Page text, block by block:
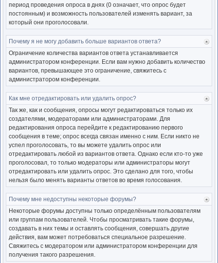
период проведения опроса в днях (0 означает, что опрос будет
постоянным) и возможность пользователей изменять вариант, за
который они проголосовали.
Почему я не могу добавить больше вариантов ответа?
Ограничение количества вариантов ответа устанавливается
администратором конференции. Если вам нужно добавить количество
вариантов, превышающее это ограничение, свяжитесь с
администратором конференции.
Как мне отредактировать или удалить опрос?
Так же, как и сообщения, опросы могут редактироваться только их
создателями, модераторами или администраторами. Для
редактирования опроса перейдите к редактированию первого
сообщения в теме; опрос всегда связан именно с ним. Если никто не
успел проголосовать, то вы можете удалить опрос или
отредактировать любой из вариантов ответа. Однако если кто-то уже
проголосовал, то только модераторы или администраторы могут
отредактировать или удалить опрос. Это сделано для того, чтобы
нельзя было менять варианты ответов во время голосования.
Почему мне недоступны некоторые форумы?
Некоторые форумы доступны только определённым пользователям
или группам пользователей. Чтобы просматривать такие форумы,
создавать в них темы и оставлять сообщения, совершать другие
действия, вам может потребоваться специальное разрешение.
Свяжитесь с модератором или администратором конференции для
получения такого разрешения.